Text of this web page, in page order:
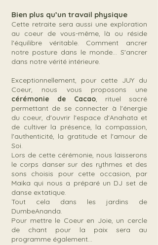
Bien plus qu’un travail physique
Cette retraite sera aussi une exploration
au coeur de vous-même, là ou réside
l'équilibre véritable. Comment ancrer
notre posture dans le monde... S'ancrer
dans notre vérité intérieure.
Exceptionnellement, pour cette JUY du
Coeur, nous vous proposons une
cérémonie de Cacao, rituel sacré
permettant de se connecter à l'énergie
du coeur, d'ouvrir l'espace d'Anahata et
de cultiver la présence, la compassion,
l'authenticité, la gratitude et l'amour de
Soi.
Lors de cette cérémonie, nous laisserons
le corps danser sur des rythmes et des
sons choisis pour cette occasion, par
Maika qui nous a préparé un DJ set de
danse extatique.
Tout cela dans les jardins de
DumbeAnanda.
Pour mettre le Coeur en Joie, un cercle
de chant pour la paix sera au
programme également...